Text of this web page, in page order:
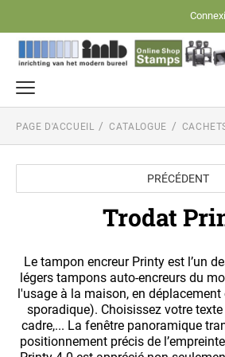
Cachets avec texte
TRODAT MOBILE PRINTY (TIMBRE DE
POCHE)
Dateurs, numéroteurs et multiformules
TRODAT PRINTY DATEURS
PERSONNALISÉ)
TRODAT PROFESSIONAL DATEURS ET
MULTIFORMULES
Timbres à composer
TRODAT TYPOMATIC PRINTY
TRODAT TYPOMATIC PROFESSIONAL
TYPOMATIC JEUX SUPPLÉMENTAIRES
Reiner cachets automatiques
REINER NUMÉROTEURS-DATEURS
REINER NUMÉROTEURS AVEC TEXTE
Noris encres
ENCRE À TAMPON DE BUREAU
110S encre à base de l'eau (encre standard)
210 encre à base de l'huile (pour cachets
Stylo avec tampon intégré
HERI STAMP + SMART PEN
Timbres avec texte standard
FORMULE COMMERCIALE -
PAGE D'ACCUEIL CATALOGUE
PRÉCÉDENT
Trodat
Le tampon encreur Printy est l’un
légers tampons auto-encreurs du
l'usage à la maison, en
sporadique). Choisissez votre
cadre,... La fenêtre panoramique
positionnement précis de